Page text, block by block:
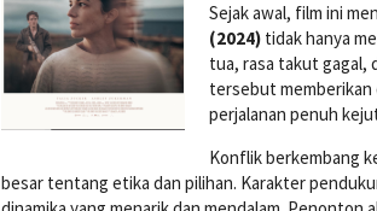
Sejak awal, film ini
(2024) tidak hanya
tua, rasa takut gagal,
tersebut memberikan
perjalanan penuh
Konflik berkembang
besar tentang etika dan pilihan. Karakter